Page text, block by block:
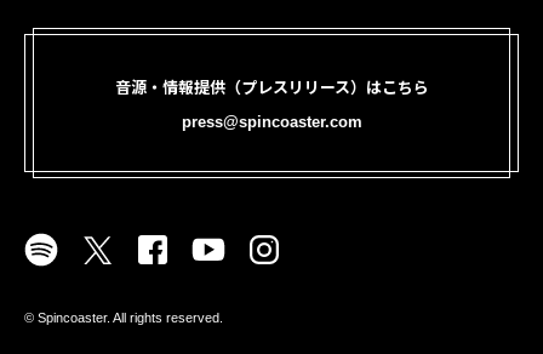
音源・情報提供（プレスリリース）はこちら
press@spincoaster.com
©︎ Spincoaster. All rights reserved.